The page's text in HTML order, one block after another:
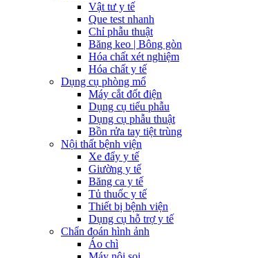
Vật tư y tế
Que test nhanh
Chỉ phẫu thuật
Băng keo | Bông gòn
Hóa chất xét nghiệm
Hóa chất y tế
Dụng cụ phòng mổ
Máy cắt đốt điện
Dụng cụ tiểu phẫu
Dụng cụ phẫu thuật
Bồn rửa tay tiệt trùng
Nội thất bệnh viện
Xe đẩy y tế
Giường y tế
Băng ca y tế
Tủ thuốc y tế
Thiết bị bệnh viện
Dụng cụ hỗ trợ y tế
Chẩn đoán hình ảnh
Áo chì